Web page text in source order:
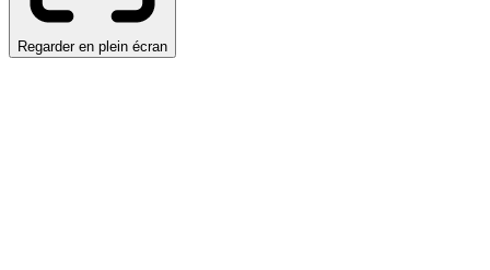
Regarder en plein écran